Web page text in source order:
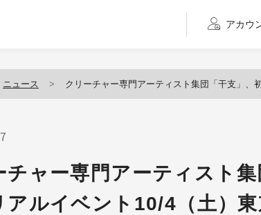
アカウ
ニュース クリーチャー専門アーティスト集団「干支」、初のリアルイベント10/4（土）東京で
チャー専門アーティスト集
アルイベント10/4（土）東